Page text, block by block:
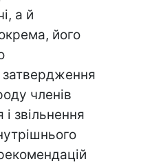
а й
його
членів
звільнення